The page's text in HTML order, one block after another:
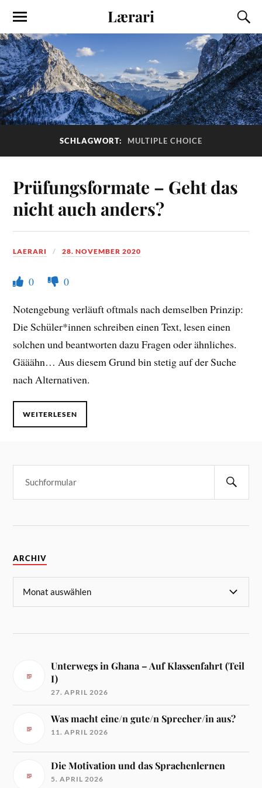
Lærari
SCHLAGWORT: MULTIPLE CHOICE
Prüfungsformate – Geht das
nicht auch anders?
LAERARI 28. NOVEMBER 2020
0
0
Notengebung verläuft oftmals nach demselben Prinzip:
Die Schüler*innen schreiben einen Text, lesen einen
solchen und beantworten dazu Fragen oder ähnliches.
Gääähn… Aus diesem Grund bin stetig auf der Suche
nach Alternativen.
WEITERLESEN
ARCHIV
Unterwegs in Ghana – Auf Klassenfahrt (Teil
I)
27. APRIL 2026
Was macht eine/n gute/n Sprecher/in aus?
11. APRIL 2026
Die Motivation und das Sprachenlernen
5. APRIL 2026